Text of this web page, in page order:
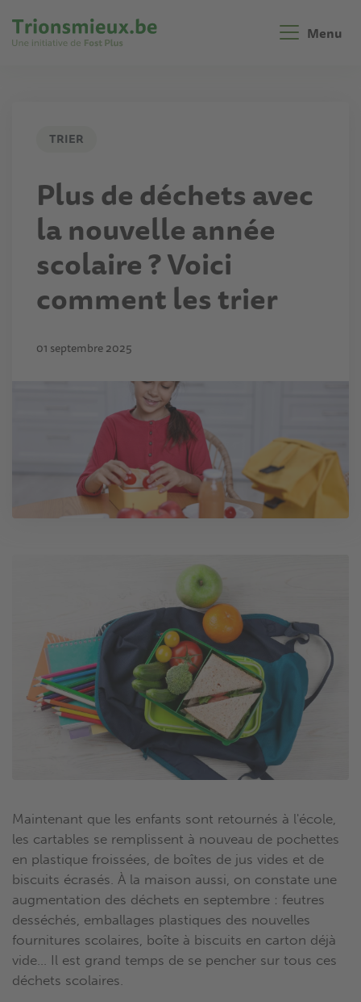
au
contenu
Menu
TRIER
Plus de déchets avec
la nouvelle année
scolaire ? Voici
comment les trier
01 septembre 2025
Maintenant que les enfants sont retournés à l'école,
les cartables se remplissent à nouveau de pochettes
en plastique froissées, de boîtes de jus vides et de
biscuits écrasés. À la maison aussi, on constate une
augmentation des déchets en septembre : feutres
desséchés, emballages plastiques des nouvelles
fournitures scolaires, boîte à biscuits en carton déjà
vide... Il est grand temps de se pencher sur tous ces
déchets scolaires.